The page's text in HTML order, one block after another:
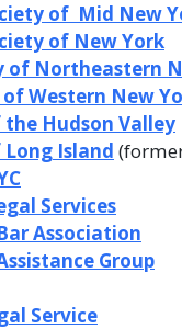
of Mid New
of New York
of Northeastern
Western New
the Hudson Valley
Long Island
Services
Association
Group
Service